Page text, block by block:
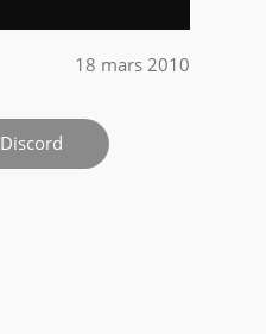
18 mars 2010
Discord